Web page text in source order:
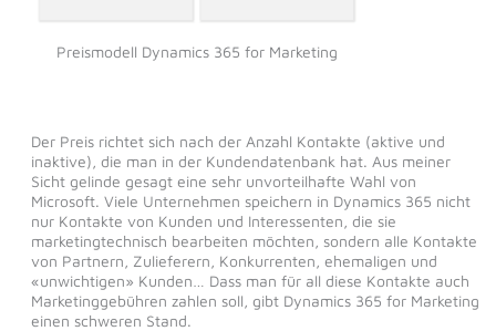
Preismodell Dynamics 365 for Marketing
Der Preis richtet sich nach der Anzahl Kontakte (aktive und
inaktive), die man in der Kundendatenbank hat. Aus meiner
Sicht gelinde gesagt eine sehr unvorteilhafte Wahl von
Microsoft. Viele Unternehmen speichern in Dynamics 365 nicht
nur Kontakte von Kunden und Interessenten, die sie
marketingtechnisch bearbeiten möchten, sondern alle Kontakte
von Partnern, Zulieferern, Konkurrenten, ehemaligen und
«unwichtigen» Kunden… Dass man für all diese Kontakte auch
Marketinggebühren zahlen soll, gibt Dynamics 365 for Marketing
einen schweren Stand.